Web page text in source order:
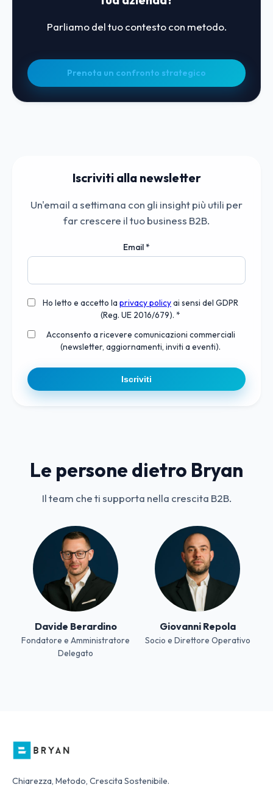
Parliamo del tuo contesto con metodo.
Prenota un confronto strategico
Iscriviti alla newsletter
Un'email a settimana con gli insight più utili per
far crescere il tuo business B2B.
Email*
Ho letto e accetto la privacy policyai sensi del GDPR
(Reg. UE 2016/679). *
Acconsento a ricevere comunicazioni commerciali
(newsletter, aggiornamenti, inviti a eventi).
Iscriviti
Le persone dietro Bryan
Il team che ti supporta nella crescita B2B.
Davide Berardino
Fondatore e Amministratore
Delegato
Giovanni Repola
Socio e Direttore Operativo
Chiarezza, Metodo, Crescita Sostenibile.